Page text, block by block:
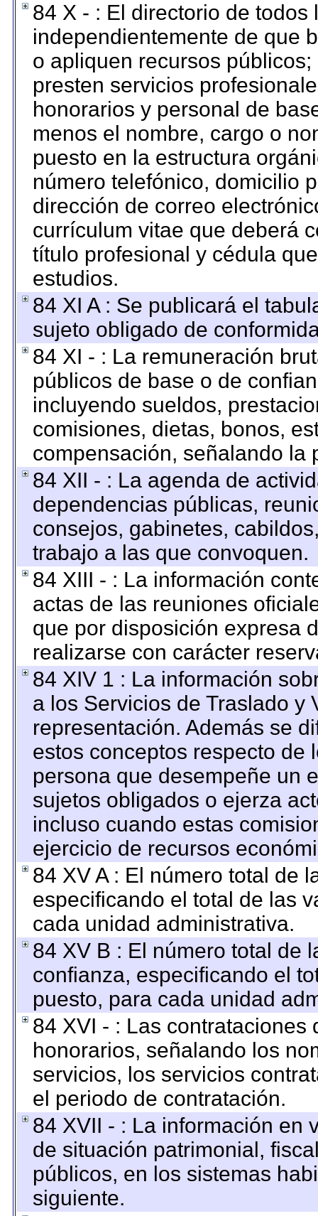
84 X - : El directorio de
independientemente de que
o apliquen recursos
presten servicios
honorarios y personal de
menos el nombre, cargo o
puesto en la estructura
número telefónico, domicilio
dirección de correo
currículum vitae que deberá
título profesional y cédula
estudios.
84 XI A : Se publicará el
sujeto obligado de
84 XI - : La remuneración
públicos de base o de
incluyendo sueldos,
comisiones, dietas, bonos,
compensación, señalando la
84 XII - : La agenda de
dependencias públicas,
consejos, gabinetes,
trabajo a las que convoquen.
84 XIII - : La información
actas de las reuniones
que por disposición expresa
realizarse con carácter
84 XIV 1 : La información
a los Servicios de Traslado y
representación. Además se
estos conceptos respecto de
persona que desempeñe un
sujetos obligados o ejerza
incluso cuando estas
ejercicio de recursos
84 XV A : El número total de
especificando el total de las
cada unidad administrativa.
84 XV B : El número total de
confianza, especificando el
puesto, para cada unidad
84 XVI - : Las
honorarios, señalando los
servicios, los servicios
el periodo de contratación.
84 XVII - : La información en
de situación patrimonial,
públicos, en los sistemas
siguiente.